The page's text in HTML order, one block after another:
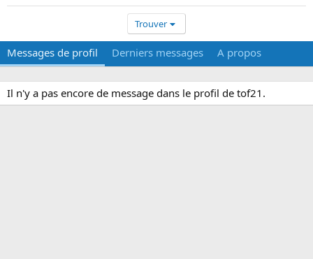
Trouver
Messages de profil Derniers messages A propos
Il n'y a pas encore de message dans le profil de tof21.